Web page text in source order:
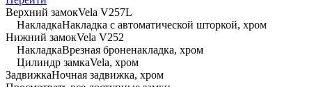
Верхний замокVela V257L
НакладкаНакладка с автоматической шторкой, хром
Нижний замокVela V252
НакладкаВрезная броненакладка, хром
Цилиндр замкаVela, хром
ЗадвижкаНочная задвижка, хром